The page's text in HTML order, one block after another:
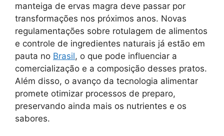
manteiga de ervas magra deve passar por
transformações nos próximos anos. Novas
regulamentações sobre rotulagem de alimentos
e controle de ingredientes naturais já estão em
pauta no Brasil, o que pode influenciar a
comercialização e a composição desses pratos.
Além disso, o avanço da tecnologia alimentar
promete otimizar processos de preparo,
preservando ainda mais os nutrientes e os
sabores.